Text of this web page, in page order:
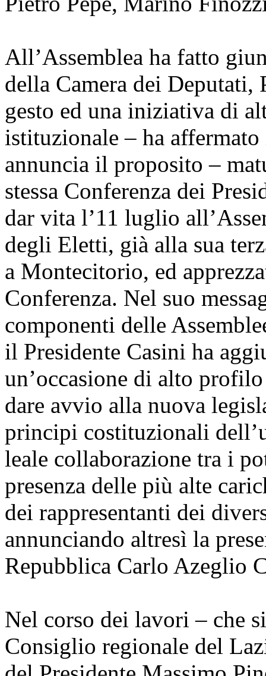
All’Assemblea ha fatto
della Camera dei Deputati,
gesto ed una iniziativa di
istituzionale – ha
annuncia il proposito –
stessa Conferenza dei
dar vita l’11 luglio
degli Eletti, già alla sua
a Montecitorio, ed
Conferenza. Nel suo
componenti delle
il Presidente Casini ha
un’occasione di alto
dare avvio alla nuova
principi costituzionali
leale collaborazione tra i
presenza delle più alte
dei rappresentanti dei
annunciando altresì la
Repubblica Carlo Azeglio
Nel corso dei lavori – che
Consiglio regionale del